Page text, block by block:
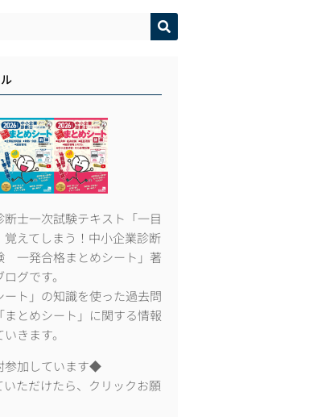
断士一次試験テキスト「一目
覚えてしまう！中小企業診断
一発合格まとめシート」著
グです。
ート」の知識を使った過去問
まとめシート」に関する情報
きます。
参加しています◆
いただけたら、クリックお願